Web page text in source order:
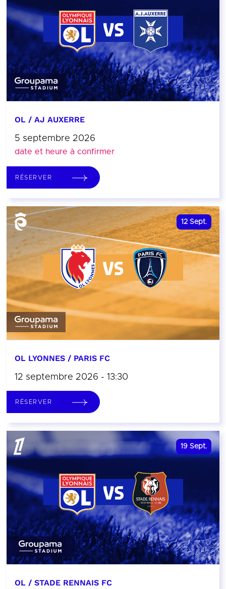
OL / AJ AUXERRE
5 septembre 2026
date et heure à confirmer
RÉSERVER
12 Sept.
OL LYONNES / PARIS FC
12 septembre 2026 - 13:30
RÉSERVER
19 Sept.
OL / STADE RENNAIS FC